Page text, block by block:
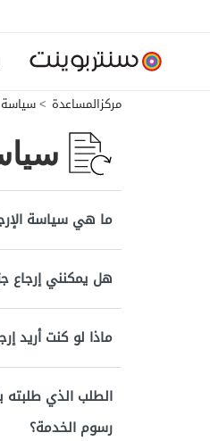
مركزالمساعدة سياسة
ما هي سياسة
هل يمكنني إرجاع
ماذا لو كنت أريد إرجاع منتج كان
الطلب الذي
رسوم الخدمة؟